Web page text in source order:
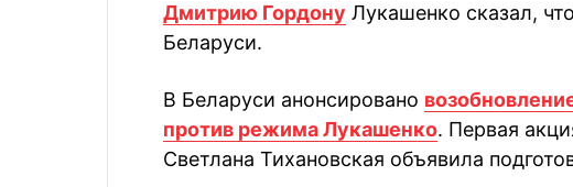
Дмитрию Гордону Лукашенко сказал,
Беларуси.
В Беларуси анонсировано
против режима Лукашенко. Первая
Светлана Тихановская объявила